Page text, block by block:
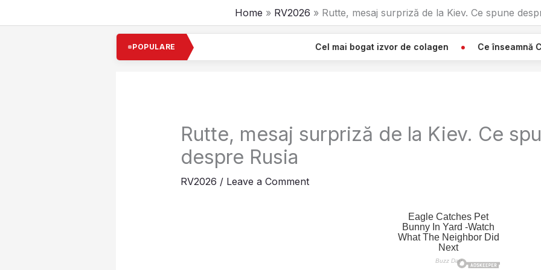
to
Home RV2026 Rutte, mesaj surpriză de la Kiev. Ce spune
POPULARE Cel mai bogat izvor de colagen Ce înseamnă Când Vezi O
Rutte, mesaj surpriză de la Kiev. Ce
despre Rusia
RV2026 / Leave a Comment